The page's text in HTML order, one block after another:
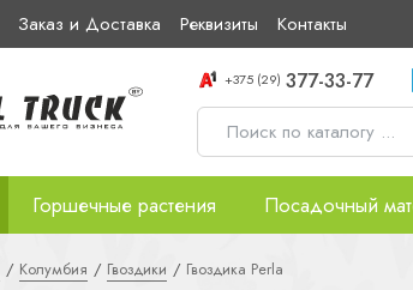
Заказ и Доставка Реквизиты Контакты
+375 (29) 377-33-77
Горшечные растения Посадочный
Колумбия Гвоздики Гвоздика Perla